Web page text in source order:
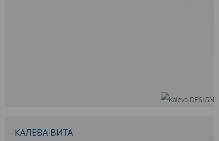
КАЛЕВА ВИТА